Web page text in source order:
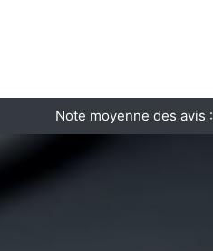
Note moyenne des avis :